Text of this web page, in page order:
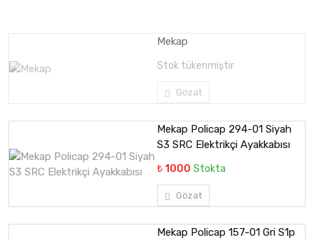
Mekap
Stok tükenmiştir
Gözat
Mekap Policap 294-01 Siyah
S3 SRC Elektrikçi Ayakkabısı
₺ 1000 Stokta
Gözat
Mekap Policap 157-01 Gri S1p